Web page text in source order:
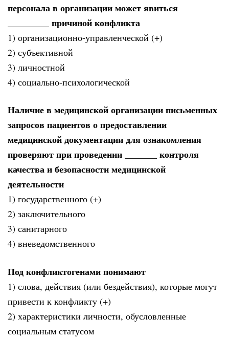
персонала в организации может явиться
_________ причиной конфликта
1) организационно-управленческой (+)
2) субъективной
3) личностной
4) социально-психологической
Наличие в медицинской организации письменных
запросов пациентов о предоставлении
медицинской документации для ознакомления
проверяют при проведении _______ контроля
качества и безопасности медицинской
деятельности
1) государственного (+)
2) заключительного
3) санитарного
4) вневедомственного
Под конфликтогенами понимают
1) слова, действия (или бездействия), которые могут
привести к конфликту (+)
2) характеристики личности, обусловленные
социальным статусом